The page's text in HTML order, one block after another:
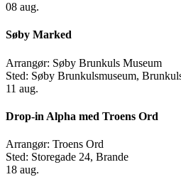
08 aug.
Søby Marked
Arrangør: Søby Brunkuls Museum
Sted: Søby Brunkulsmuseum,
11 aug.
Drop-in Alpha med Troens Ord
Arrangør: Troens Ord
Sted: Storegade 24, Brande
18 aug.